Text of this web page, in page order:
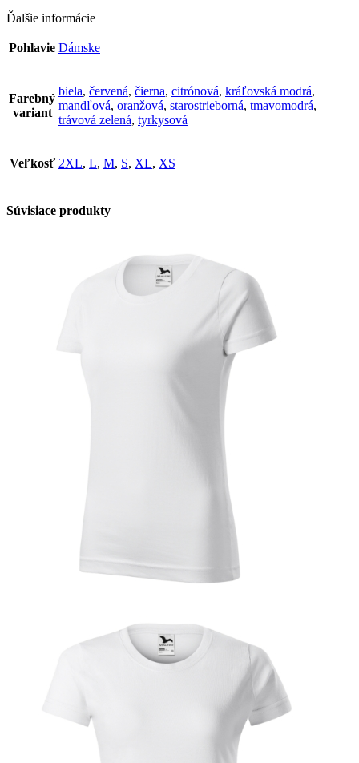
Ďalšie informácie
Pohlavie Dámske
Farebný
variant
biela, červená, čierna, citrónová, kráľovská modrá,
mandľová, oranžová, starostrieborná, tmavomodrá,
trávová zelená, tyrkysová
Veľkosť 2XL, L, M, S, XL, XS
Súvisiace produkty